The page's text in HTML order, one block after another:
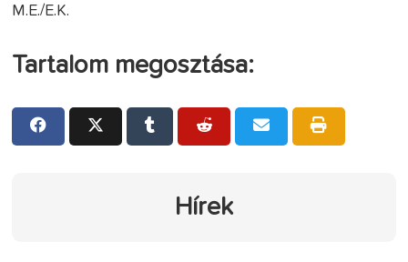
M.E./E.K.
Tartalom megosztása:
Hírek